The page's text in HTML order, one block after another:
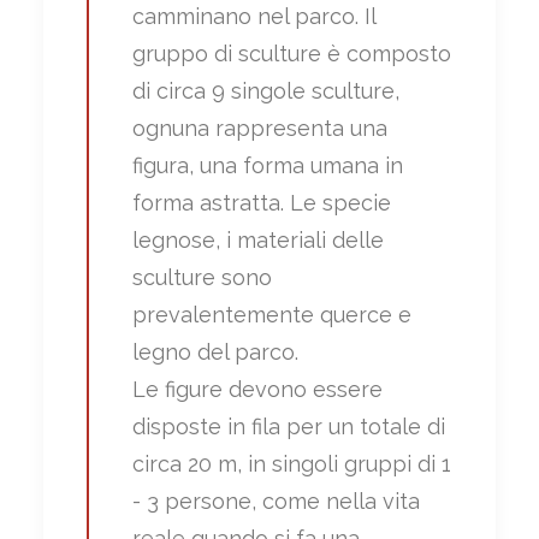
camminano nel parco. Il
gruppo di sculture è composto
di circa 9 singole sculture,
ognuna rappresenta una
figura, una forma umana in
forma astratta. Le specie
legnose, i materiali delle
sculture sono
prevalentemente querce e
legno del parco.
Le figure devono essere
disposte in fila per un totale di
circa 20 m, in singoli gruppi di 1
- 3 persone, come nella vita